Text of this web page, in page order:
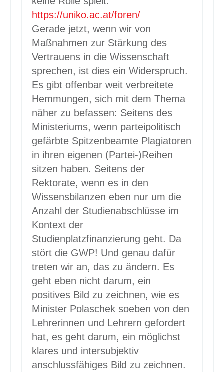
https://uniko.ac.at/foren/
Gerade jetzt, wenn wir von
Maßnahmen zur Stärkung des
Vertrauens in die Wissenschaft
sprechen, ist dies ein Widerspruch.
Es gibt offenbar weit verbreitete
Hemmungen, sich mit dem Thema
näher zu befassen: Seitens des
Ministeriums, wenn parteipolitisch
gefärbte Spitzenbeamte Plagiatoren
in ihren eigenen (Partei-)Reihen
sitzen haben. Seitens der
Rektorate, wenn es in den
Wissensbilanzen eben nur um die
Anzahl der Studienabschlüsse im
Kontext der
Studienplatzfinanzierung geht. Da
stört die GWP! Und genau dafür
treten wir an, das zu ändern. Es
geht eben nicht darum, ein
positives Bild zu zeichnen, wie es
Minister Polaschek soeben von den
Lehrerinnen und Lehrern gefordert
hat, es geht darum, ein möglichst
klares und intersubjektiv
anschlussfähiges Bild zu zeichnen.